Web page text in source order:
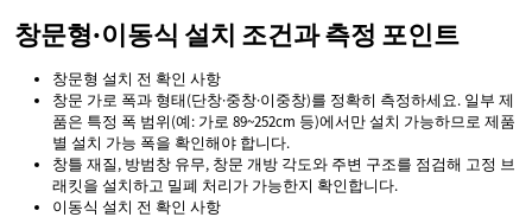
창문형·이동식 설치 조건과 측정 포인트
창문형 설치 전 확인 사항
창문 가로 폭과 형태(단창·중창·이중창)를 정확히 측정하세요. 일부 제
품은 특정 폭 범위(예: 가로 89~252cm 등)에서만 설치 가능하므로 제품
별 설치 가능 폭을 확인해야 합니다.
창틀 재질, 방범창 유무, 창문 개방 각도와 주변 구조를 점검해 고정 브
래킷을 설치하고 밀폐 처리가 가능한지 확인합니다.
이동식 설치 전 확인 사항